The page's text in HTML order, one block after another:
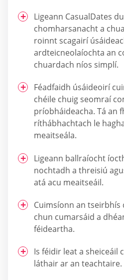
Ligeann CasualDates
chomharsanacht a
roinnt scagairí
ardteicneolaíochta an
chuardach níos simplí.
Féadfaidh úsáideoirí
chéile chuig seomraí
príobháideacha. Tá an
ríthábhachtach le
meaitseála.
Ligeann ballraíocht
nochtadh a threisiú
atá acu meaitseáil.
Cuimsíonn an
chun cumarsáid a
féideartha.
Is féidir leat a sheiceáil
láthair ar an teachtaire.